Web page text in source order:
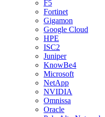
F5
Fortinet
Gigamon
Google Cloud
HPE
ISC2
Juniper
KnowBe4
Microsoft
NetApp
NVIDIA
Omnissa
Oracle